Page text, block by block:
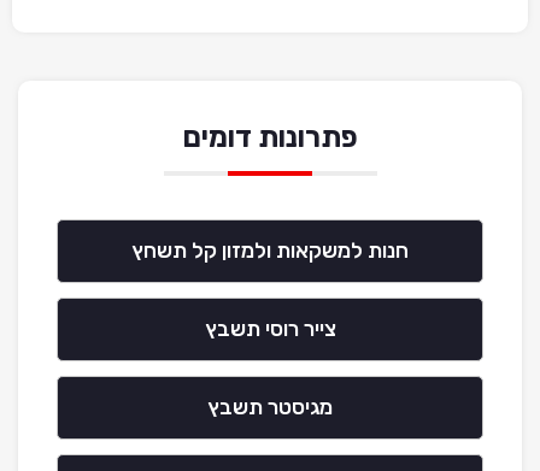
פתרונות דומים
חנות למשקאות ולמזון קל תשחץ
צייר רוסי תשבץ
מגיסטר תשבץ